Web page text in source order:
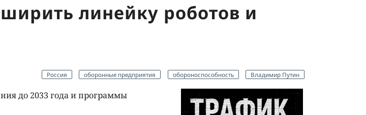
линейку роботов и
Россия оборонные предприятия обороноспособность Владимир Путин
до 2033 года и программы